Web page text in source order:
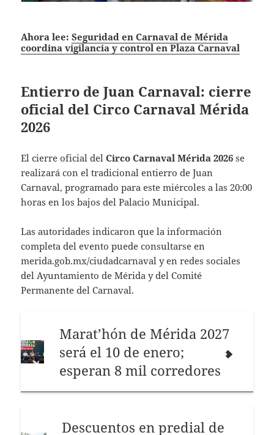
Ahora lee:Seguridad en Carnaval de Mérida
coordina vigilancia y control en Plaza Carnaval
Entierro de Juan Carnaval: cierre
oficial del Circo Carnaval Mérida
2026
El cierre oficial delCirco Carnaval Mérida 2026 se
realizará con el tradicional entierro de Juan
Carnaval, programado para este miércoles a las 20:00
horas en los bajos del Palacio Municipal.
Las autoridades indicaron que la información
completa del evento puede consultarse en
merida.gob.mx/ciudadcarnaval y en redes sociales
del Ayuntamiento de Mérida y del Comité
Permanente del Carnaval.
Marat’hón de Mérida 2027
será el 10 de enero;
esperan 8 mil corredores
Descuentos en predial de